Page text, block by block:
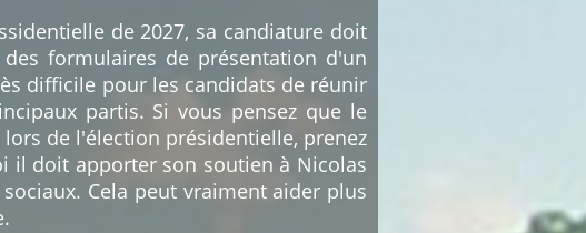
de 2027, sa candiature doit
formulaires de présentation d'un
difficile pour les candidats de réunir
partis. Si vous pensez que le
de l'élection présidentielle, prenez
il doit apporter son soutien à Nicolas
Cela peut vraiment aider plus